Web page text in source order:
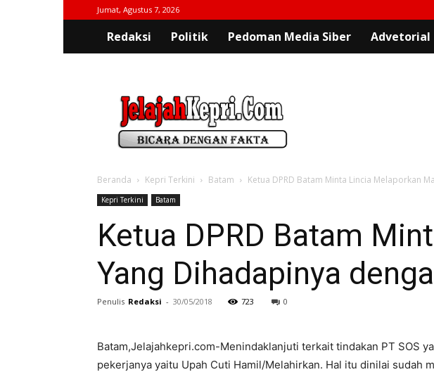
Jumat, Agustus 7, 2026
Redaksi Politik Pedoman Media Siber Advetorial
Beranda Kepri Terkini Batam Ketua DPRD Batam Minta Lincia Melaporkan
Kepri Terkini Batam
Ketua DPRD Batam
Yang Dihadapinya
Penulis Redaksi - 30/05/2018 723 0
Batam,Jelajahkepri.com-Menindaklanjuti terkait tindakan PT SOS
pekerjanya yaitu Upah Cuti Hamil/Melahirkan. Hal itu dinilai sudah